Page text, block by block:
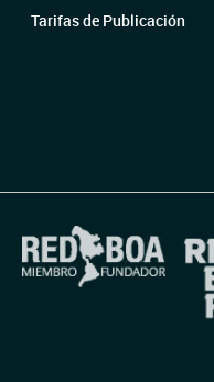
Tarifas de Publicación